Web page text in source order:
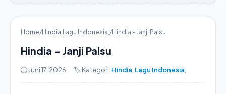
Home/Hindia, Lagu Indonesia,/Hindia - Janji Palsu
Hindia - Janji Palsu
🕒 Juni 17, 2026 🏷️ Kategori: Hindia Lagu Indonesia